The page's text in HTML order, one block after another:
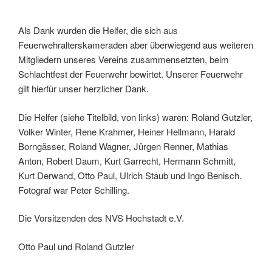
Als Dank wurden die Helfer, die sich aus
Feuerwehralterskameraden aber überwiegend aus weiteren
Mitgliedern unseres Vereins zusammensetzten, beim
Schlachtfest der Feuerwehr bewirtet. Unserer Feuerwehr
gilt hierfür unser herzlicher Dank.
Die Helfer (siehe Titelbild, von links) waren: Roland Gutzler,
Volker Winter, Rene Krahmer, Heiner Hellmann, Harald
Borngässer, Roland Wagner, Jürgen Renner, Mathias
Anton, Robert Daum, Kurt Garrecht, Hermann Schmitt,
Kurt Derwand, Otto Paul, Ulrich Staub und Ingo Benisch.
Fotograf war Peter Schilling.
Die Vorsitzenden des NVS Hochstadt e.V.
Otto Paul und Roland Gutzler